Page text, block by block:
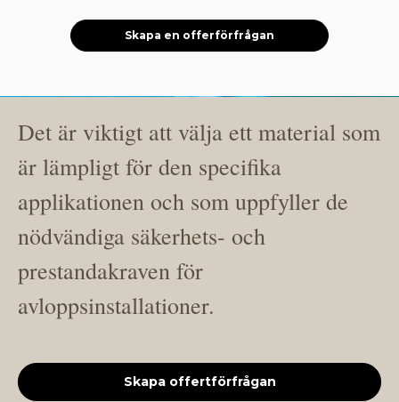
Skapa en offerförfrågan
Det är viktigt att välja ett material som
är lämpligt för den specifika
applikationen och som uppfyller de
nödvändiga säkerhets- och
prestandakraven för
avloppsinstallationer.
Skapa offertförfrågan